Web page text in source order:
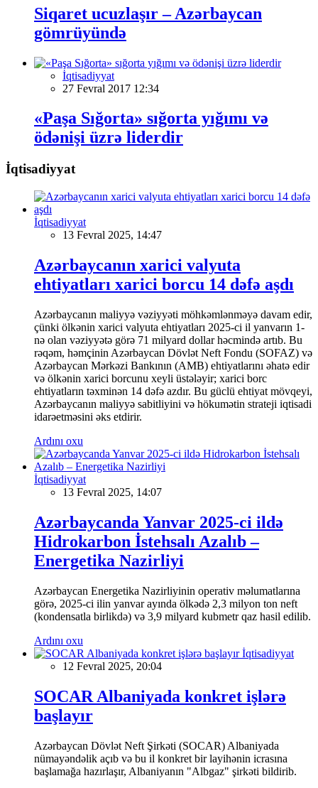
Siqaret ucuzlaşır – Azərbaycan
gömrüyündə
İqtisadiyyat
27 Fevral 2017 12:34
«Paşa Sığorta» sığorta yığımı və
ödənişi üzrə liderdir
İqtisadiyyat
İqtisadiyyat
13 Fevral 2025, 14:47
Azərbaycanın xarici valyuta
ehtiyatları xarici borcu 14 dəfə aşdı
Azərbaycanın maliyyə vəziyyəti möhkəmlənməyə davam edir,
çünki ölkənin xarici valyuta ehtiyatları 2025-ci il yanvarın 1-
nə olan vəziyyətə görə 71 milyard dollar həcmində artıb. Bu
rəqəm, həmçinin Azərbaycan Dövlət Neft Fondu (SOFAZ) və
Azərbaycan Mərkəzi Bankının (AMB) ehtiyatlarını əhatə edir
və ölkənin xarici borcunu xeyli üstələyir; xarici borc
ehtiyatların təxminən 14 dəfə azdır. Bu güclü ehtiyat mövqeyi,
Azərbaycanın maliyyə sabitliyini və hökumətin strateji iqtisadi
idarəetməsini əks etdirir.
Ardını oxu
İqtisadiyyat
13 Fevral 2025, 14:07
Azərbaycanda Yanvar 2025-ci ildə
Hidrokarbon İstehsalı Azalıb –
Energetika Nazirliyi
Azərbaycan Energetika Nazirliyinin operativ məlumatlarına
görə, 2025-ci ilin yanvar ayında ölkədə 2,3 milyon ton neft
(kondensatla birlikdə) və 3,9 milyard kubmetr qaz hasil edilib.
Ardını oxu
İqtisadiyyat
12 Fevral 2025, 20:04
SOCAR Albaniyada konkret işlərə
başlayır
Azərbaycan Dövlət Neft Şirkəti (SOCAR) Albaniyada
nümayəndəlik açıb və bu il konkret bir layihənin icrasına
başlamağa hazırlaşır, Albaniyanın "Albgaz" şirkəti bildirib.